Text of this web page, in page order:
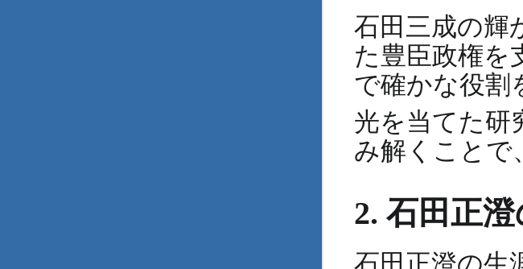
石田三成の輝
た豊臣政権を
で確かな役割
光を当てた研
み解くことで
2. 石田正